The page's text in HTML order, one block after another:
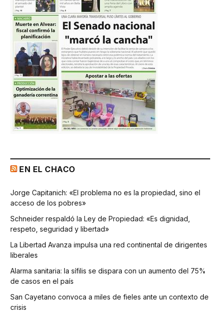
EN EL CHACO
Jorge Capitanich: «El problema no es la propiedad, sino el
acceso de los pobres»
Schneider respaldó la Ley de Propiedad: «Es dignidad,
respeto, seguridad y libertad»
La Libertad Avanza impulsa una red continental de dirigentes
liberales
Alarma sanitaria: la sífilis se dispara con un aumento del 75%
de casos en el país
San Cayetano convoca a miles de fieles ante un contexto de
crisis